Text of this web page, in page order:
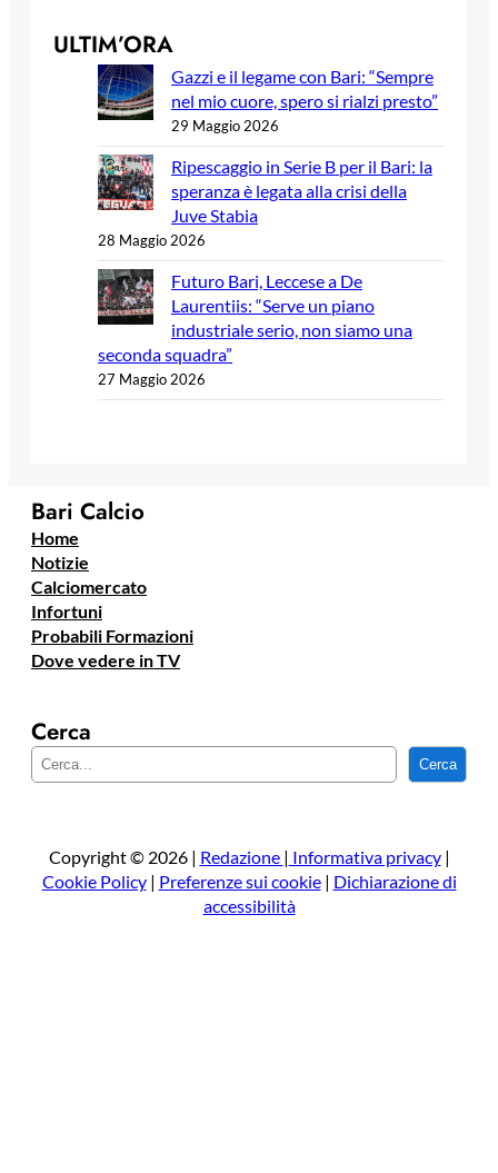
ULTIM’ORA
Gazzi e il legame con Bari: “Sempre
nel mio cuore, spero si rialzi presto”
29 Maggio 2026
Ripescaggio in Serie B per il Bari: la
speranza è legata alla crisi della
Juve Stabia
28 Maggio 2026
Futuro Bari, Leccese a De
Laurentiis: “Serve un piano
industriale serio, non siamo una
seconda squadra”
27 Maggio 2026
Bari Calcio
Home
Notizie
Calciomercato
Infortuni
Probabili Formazioni
Dove vedere in TV
Cerca
e
a
Cerca
Copyright © 2026 | Redazione | Informativa privacy|
Cookie Policy| Preferenze sui cookie| Dichiarazione di
accessibilità